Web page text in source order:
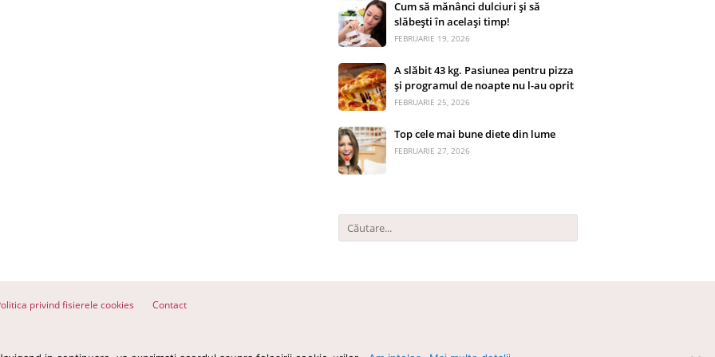
Cum să mănânci dulciuri și să
slăbești în același timp!
FEBRUARIE 19, 2026
A slăbit 43 kg. Pasiunea pentru pizza
și programul de noapte nu l-au oprit
FEBRUARIE 25, 2026
Top cele mai bune diete din lume
FEBRUARIE 27, 2026
privind fisierele cookies Contact